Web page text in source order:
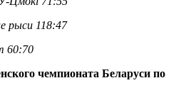
рыси 118:47
60:70
чемпионата Беларуси по